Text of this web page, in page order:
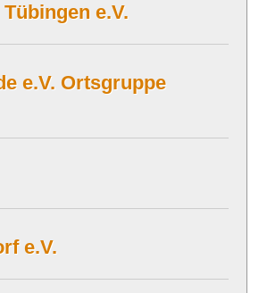
e.V.
e.V. Ortsgruppe
e.V.